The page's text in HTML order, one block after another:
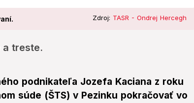
Zdroj: TASR - Ondrej Hercegh
a treste.
podnikateľa Jozefa Kaciana z roku
súde (ŠTS) v Pezinku pokračovať vo